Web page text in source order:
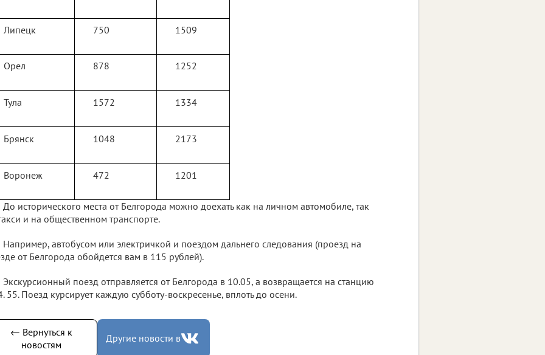
Липецк 750 1509
Орел 878 1252
Тула 1572 1334
Брянск 1048 2173
Воронеж 472 1201
До исторического места от Белгорода можно доехать как на личном автомобиле, так
и на общественном транспорте.
Например, автобусом или электричкой и поездом дальнего следования (проезд на
от Белгорода обойдется вам в 115 рублей).
Экскурсионный поезд отправляется от Белгорода в 10.05, а возвращается на станцию
55. Поезд курсирует каждую субботу-воскресенье, вплоть до осени.
← Вернуться к
новостям
Другие новости в